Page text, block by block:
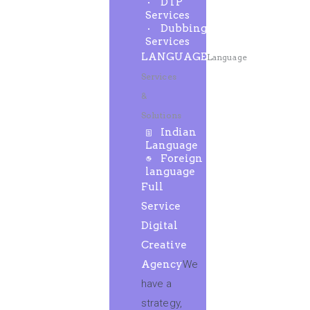
Services
Dubbing
Services
LANGUAGELanguage
Services
&
Solutions
Indian
Language
Foreign
language
Full
Service
Digital
Creative
AgencyWe
have a
strategy,